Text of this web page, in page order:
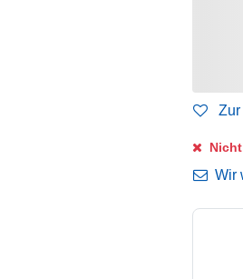
Zur
Wir